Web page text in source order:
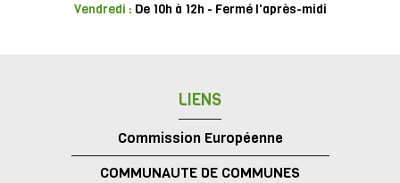
Vendredi : De 10h à 12h - Fermé l'après-midi
LIENS
Commission Européenne
COMMUNAUTE DE COMMUNES